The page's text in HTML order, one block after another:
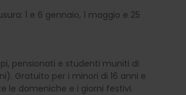
1 e 6 gennaio, 1 maggio e 25
pensionati e studenti muniti di
Gratuito per i minori di 16 anni e
le domeniche e i giorni festivi.